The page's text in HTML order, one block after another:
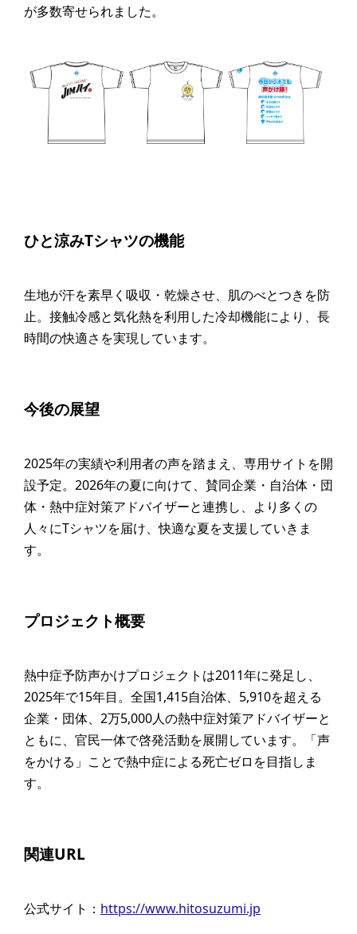
が多数寄せられました。
ひと涼みTシャツの機能
生地が汗を素早く吸収・乾燥させ、肌のべとつきを防
止。接触冷感と気化熱を利用した冷却機能により、長
時間の快適さを実現しています。
今後の展望
2025年の実績や利用者の声を踏まえ、専用サイトを開
設予定。2026年の夏に向けて、賛同企業・自治体・団
体・熱中症対策アドバイザーと連携し、より多くの
人々にTシャツを届け、快適な夏を支援していきま
す。
プロジェクト概要
熱中症予防声かけプロジェクトは2011年に発足し、
2025年で15年目。全国1,415自治体、5,910を超える
企業・団体、2万5,000人の熱中症対策アドバイザーと
ともに、官民一体で啓発活動を展開しています。「声
をかける」ことで熱中症による死亡ゼロを目指しま
す。
関連URL
公式サイト： https://www.hitosuzumi.jp